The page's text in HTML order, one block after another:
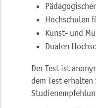
Hochschulen
Kunst- und
Dualen
Der Test ist
dem Test